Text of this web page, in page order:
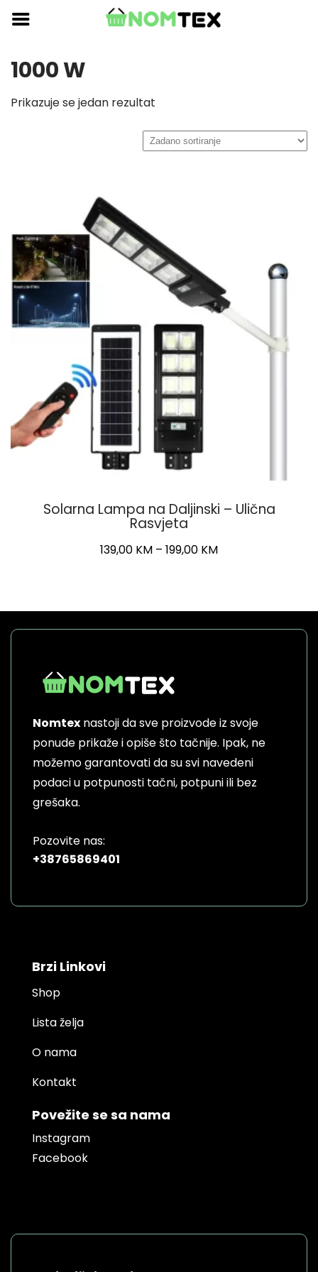
Skip
content
1000 W
Prikazuje se jedan rezultat
Solarna Lampa na Daljinski – Ulična
Rasvjeta
139,00 KM – 199,00 KMPrice
options
may
chosen
on
the
product
page
Nomtex nastoji da sve proizvode iz svoje
ponude prikaže i opiše što tačnije. Ipak, ne
možemo garantovati da su svi navedeni
podaci u potpunosti tačni, potpuni ili bez
grešaka.
Pozovite nas:
+38765869401
Brzi Linkovi
Shop
Lista želja
O nama
Kontakt
Povežite se sa nama
Instagram
Facebook